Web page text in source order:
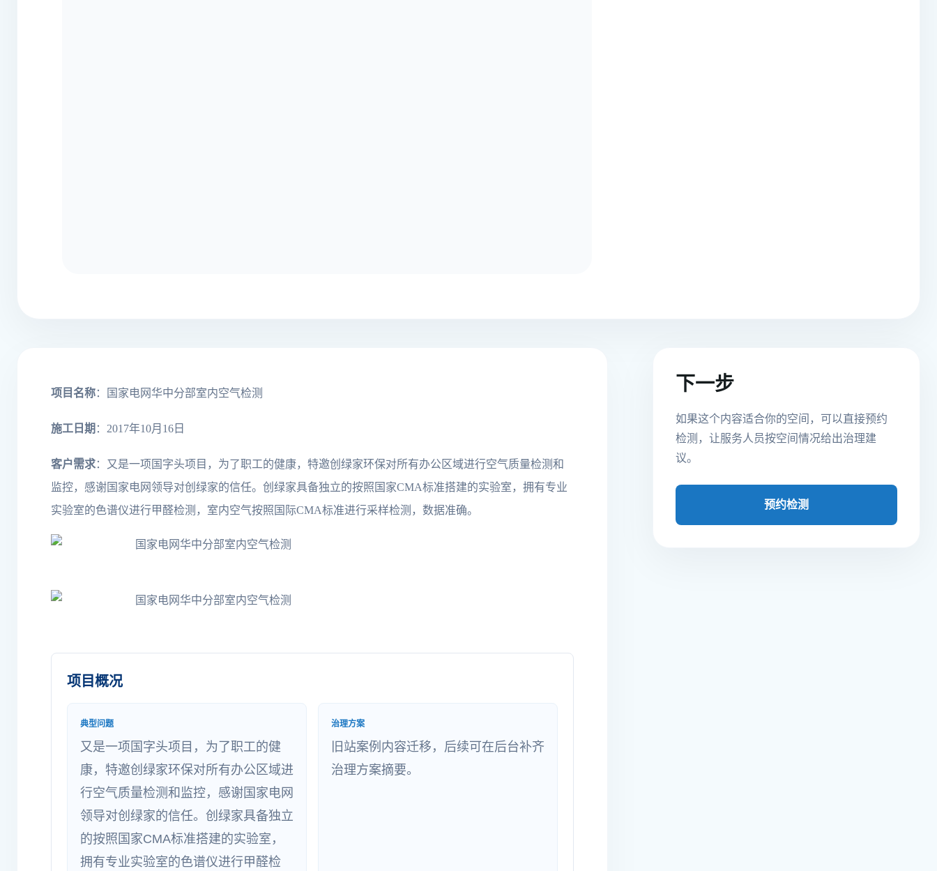
项目名称：国家电网华中分部室内空气检测
施工日期 ：2017年10月16日
客户需求：又是一项国字头项目，为了职工的健康，特邀创绿家环保对所有办公区域进行空气质量检测和
监控，感谢国家电网领导对创绿家的信任。创绿家具备独立的按照国家CMA标准搭建的实验室，拥有专业
实验室的色谱仪进行甲醛检测，室内空气按照国际CMA标准进行采样检测，数据准确。
项目概况
典型问题
又是一项国字头项目，为了职工的健
康，特邀创绿家环保对所有办公区域进
行空气质量检测和监控，感谢国家电网
领导对创绿家的信任。创绿家具备独立
的按照国家CMA标准搭建的实验室，
拥有专业实验室的色谱仪进行甲醛检
治理方案
旧站案例内容迁移，后续可在后台补齐
治理方案摘要。
下一步
如果这个内容适合你的空间，可以直接预约
检测，让服务人员按空间情况给出治理建
议。
预约检测